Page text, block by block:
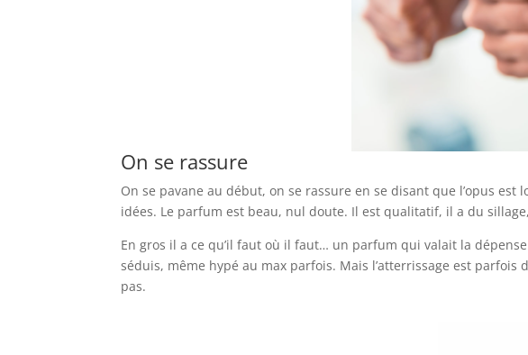
On se rassure
On se pavane au début, on se rassure en se disant que l’opus
idées. Le parfum est beau, nul doute. Il est qualitatif, il a du
En gros il a ce qu’il faut où il faut… un parfum qui valait la
séduis, même hypé au max parfois. Mais l’atterrissage est
pas.